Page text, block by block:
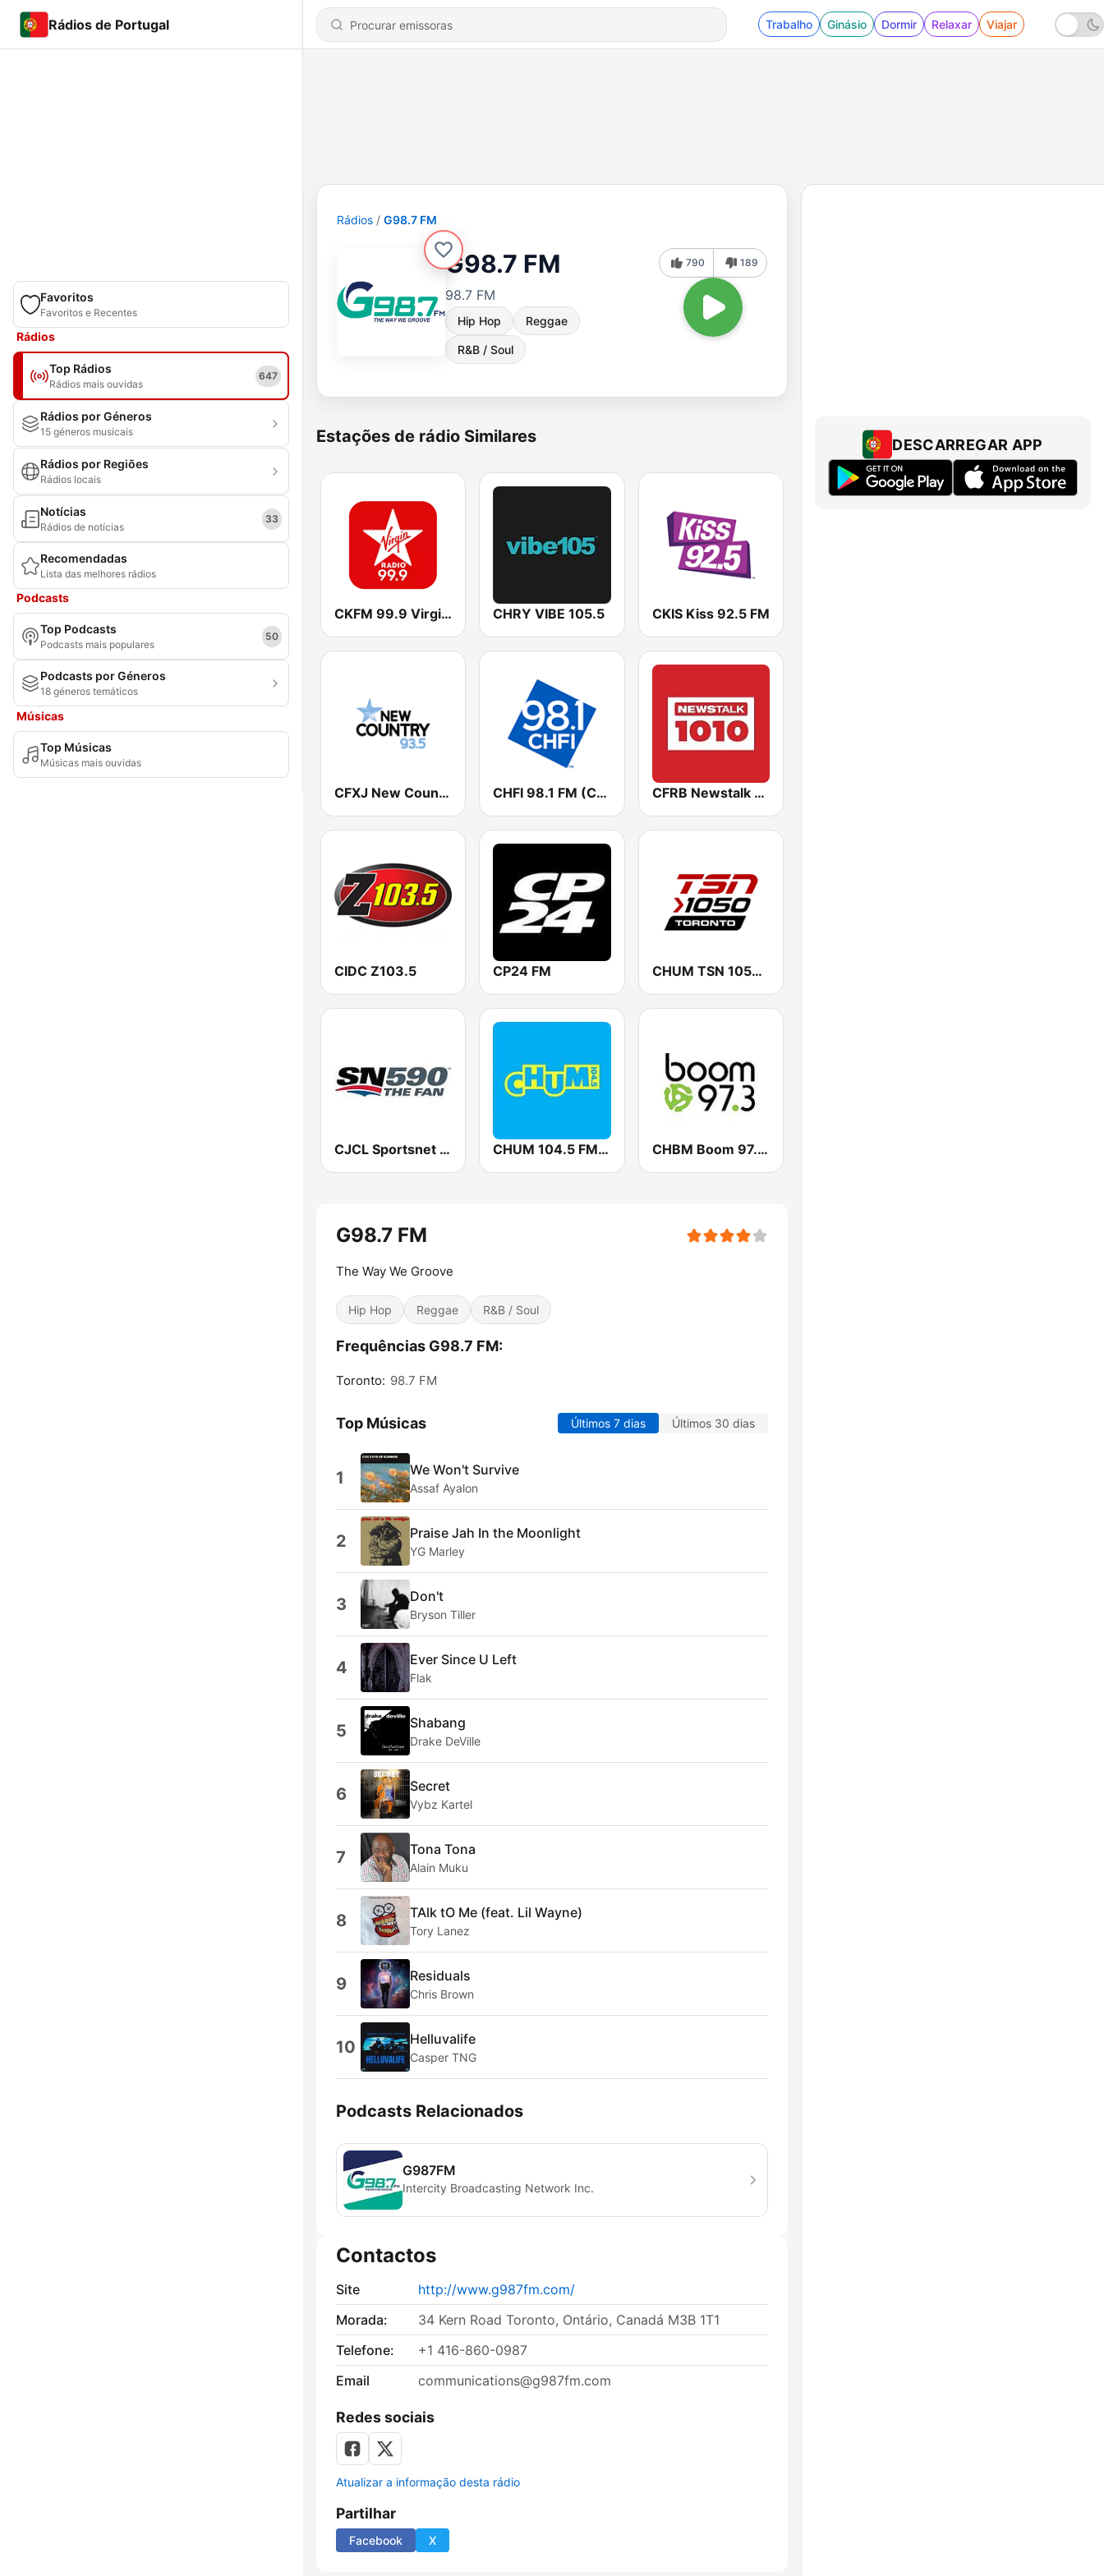
Rádios de Portugal Trabalho Ginásio Dormir Relaxar Viajar
Favoritos
Favoritos e Recentes
Rádios
Top Rádios
Rádios mais ouvidas
647
Rádios por Géneros
15 géneros musicais
Rádios por Regiões
Rádios locais
Notícias
Rádios de notícias
33
Recomendadas
Lista das melhores rádios
Podcasts
Top Podcasts
Podcasts mais populares
50
Podcasts por Géneros
18 géneros temáticos
Músicas
Top Músicas
Músicas mais ouvidas
Rádios G98.7 FM
G98.7 FM
98.7 FM
Hip Hop Reggae
R&B / Soul
790 189
Estações de rádio Similares
CKFM 99.9 Virgin Radio Toronto CHRY VIBE 105.5 CKIS Kiss 92.5 FM
CFXJ New Country 93.5 FM CHFI 98.1 FM (CA Only) CFRB Newstalk 1010
CIDC Z103.5 CP24 FM CHUM TSN 1050 AM
CJCL Sportsnet 590 The Fan CHUM 104.5 FM (CA Only) CHBM Boom 97.3 FM
G98.7 FM
The Way We Groove
Hip Hop Reggae R&B / Soul
Frequências G98.7 FM:
Toronto: 98.7 FM
Top Músicas Últimos 7 dias Últimos 30 dias
1 We Won't Survive
Assaf Ayalon
2 Praise Jah In the Moonlight
YG Marley
3 Don't
Bryson Tiller
4 Ever Since U Left
Flak
5 Shabang
Drake DeVille
6 Secret
Vybz Kartel
7 Tona Tona
Alain Muku
8 TAlk tO Me (feat. Lil Wayne)
Tory Lanez
9 Residuals
Chris Brown
10 Helluvalife
Casper TNG
Podcasts Relacionados
G987FM
Intercity Broadcasting Network Inc.
Contactos
Site
http://www.g987fm.com/
Morada:
34 Kern Road Toronto, Ontário, Canadá M3B 1T1
Telefone:
+1 416-860-0987
Email
communications@g987fm.com
Redes sociais
Atualizar a informação desta rádio
Partilhar
Facebook X
DESCARREGAR APP